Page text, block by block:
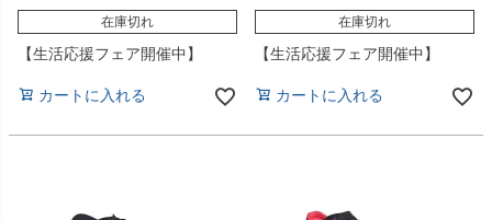
在庫切れ
【生活応援フェア開催中】
カートに入れる
在庫切れ
【生活応援フェア開催中】
カートに入れる